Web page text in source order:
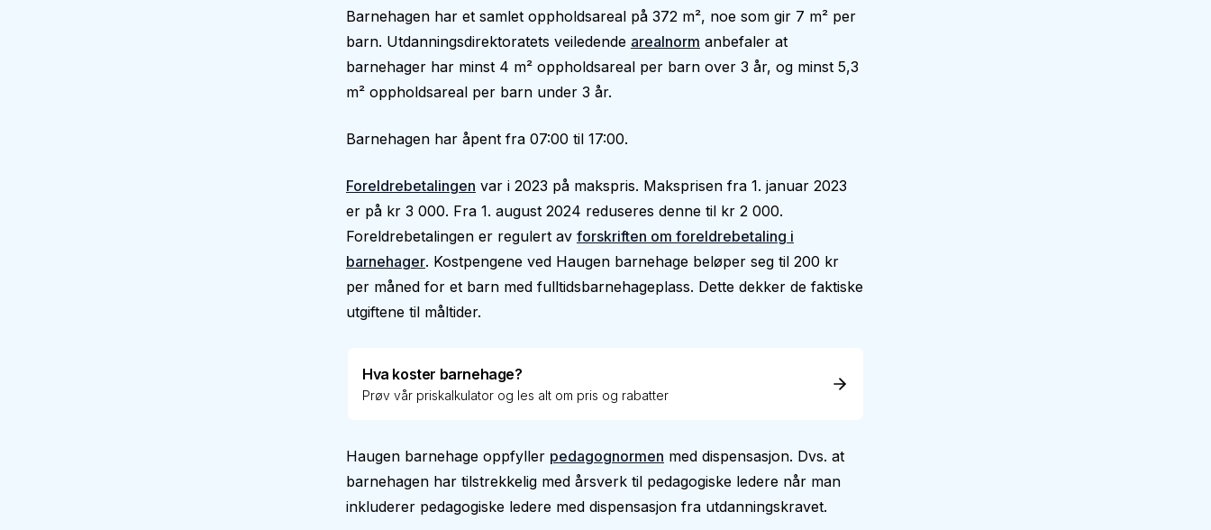
Barnehagen har et samlet oppholdsareal på 372 m², noe som gir 7 m² per
barn. Utdanningsdirektoratets veiledende arealnorm anbefaler at
barnehager har minst 4 m² oppholdsareal per barn over 3 år, og minst 5,3
m² oppholdsareal per barn under 3 år.
Barnehagen har åpent fra 07:00 til 17:00.
Foreldrebetalingen var i 2023 på makspris. Maksprisen fra 1. januar 2023
er på kr 3 000. Fra 1. august 2024 reduseres denne til kr 2 000.
Foreldrebetalingen er regulert av forskriften om foreldrebetaling i
barnehager. Kostpengene ved Haugen barnehage beløper seg til 200 kr
per måned for et barn med fulltidsbarnehageplass. Dette dekker de faktiske
utgiftene til måltider.
Hva koster barnehage?
Prøv vår priskalkulator og les alt om pris og rabatter
Haugen barnehage oppfyller pedagognormen med dispensasjon. Dvs. at
barnehagen har tilstrekkelig med årsverk til pedagogiske ledere når man
inkluderer pedagogiske ledere med dispensasjon fra utdanningskravet.